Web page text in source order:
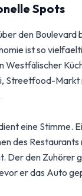
Spots
den Boulevard
ist so
Westfälischer
Streetfood-Markt
eine Stimme.
des Restaurants
Der den Zuhörer
er das Auto